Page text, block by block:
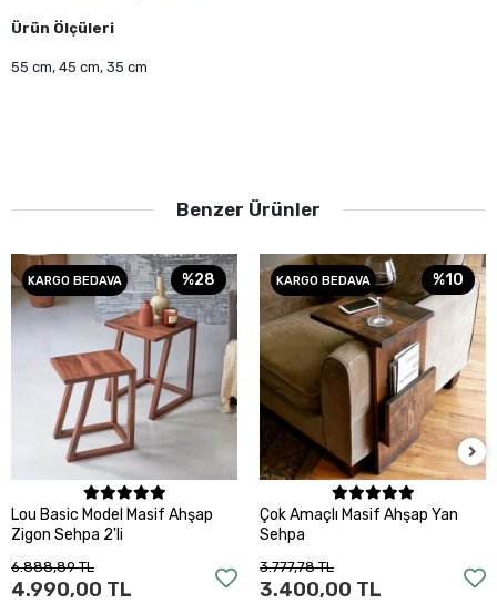
Ürün Ölçüleri
55 cm, 45 cm, 35 cm
Benzer Ürünler
KARGO BEDAVA %28
Sepete Ekle
Lou Basic Model Masif Ahşap
Zigon Sehpa 2'li
6.888,89 TL
4.990,00 TL
KARGO BEDAVA %10
Sepete Ekle
Çok Amaçlı Masif Ahşap Yan
Sehpa
3.777,78 TL
3.400,00 TL